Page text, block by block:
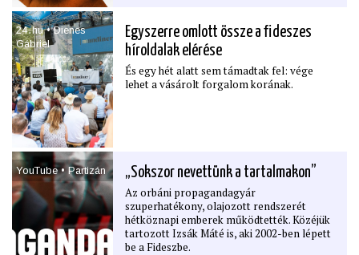
Rávilágítanak egy-két olyan megdöbbentő
összefüggésre is, amelyekről eddig nem
beszélt senki.
24․hu • Dienes
Gábriel
Egyszerre omlott össze a ﬁdeszes
híroldalak elérése
És egy hét alatt sem támadtak fel: vége
lehet a vásárolt forgalom korának.
YouTube • Partizán „Sokszor nevettünk a tartalmakon”
Az orbáni propagandagyár
szuperhatékony, olajozott rendszerét
hétköznapi emberek működtették. Közéjük
tartozott Izsák Máté is, aki 2002-ben lépett
be a Fideszbe.